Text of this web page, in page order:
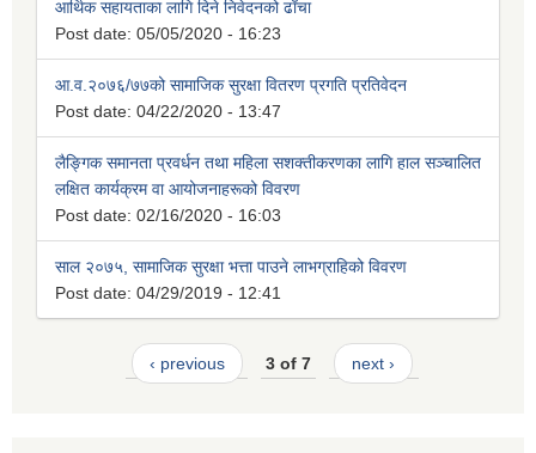
आर्थिक सहायताका लागि दिने निवेदनको ढाँचा
Post date: 05/05/2020 - 16:23
आ.व.२०७६/७७को सामाजिक सुरक्षा वितरण प्रगति प्रतिवेदन
Post date: 04/22/2020 - 13:47
लैङ्गिक समानता प्रवर्धन तथा महिला सशक्तीकरणका लागि हाल सञ्चालित
लक्षित कार्यक्रम वा आयोजनाहरूको विवरण
Post date: 02/16/2020 - 16:03
साल २०७५, सामाजिक सुरक्षा भत्ता पाउने लाभग्राहिको विवरण
Post date: 04/29/2019 - 12:41
‹ previous 3 of 7 next ›